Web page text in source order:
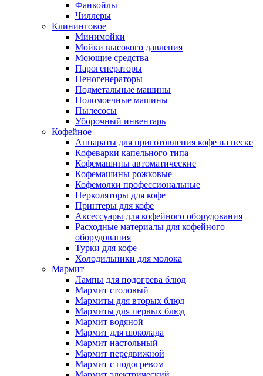
Фанкойлы
Чиллеры
Клининговое
Минимойки
Мойки высокого давления
Моющие средства
Парогенераторы
Пеногенераторы
Подметальные машины
Поломоечные машины
Пылесосы
Уборочный инвентарь
Кофейное
Аппараты для приготовления кофе на песке
Кофеварки капельного типа
Кофемашины автоматические
Кофемашины рожковые
Кофемолки профессиональные
Перколяторы для кофе
Принтеры для кофе
Аксессуары для кофейного оборудования
Расходные материалы для кофейного
оборудования
Турки для кофе
Холодильники для молока
Мармит
Лампы для подогрева блюд
Мармит столовый
Мармиты для вторых блюд
Мармиты для первых блюд
Мармит водяной
Мармит для шоколада
Мармит настольный
Мармит передвижной
Мармит с подогревом